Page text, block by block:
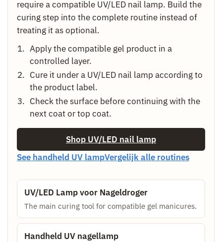
require a compatible UV/LED nail lamp. Build the
curing step into the complete routine instead of
treating it as optional.
Apply the compatible gel product in a
controlled layer.
Cure it under a UV/LED nail lamp according to
the product label.
Check the surface before continuing with the
next coat or top coat.
Shop UV/LED nail lamp
See handheld UV lampVergelijk alle routines
UV/LED Lamp voor Nageldroger
The main curing tool for compatible gel manicures.
Handheld UV nagellamp